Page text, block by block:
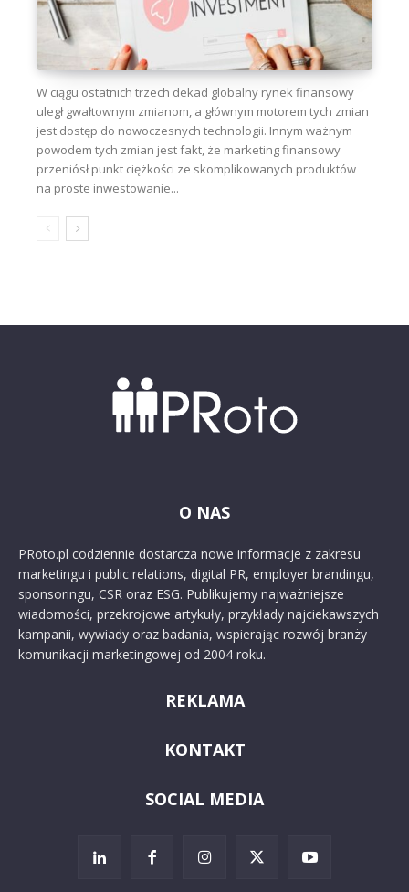
W ciągu ostatnich trzech dekad globalny rynek finansowy
uległ gwałtownym zmianom, a głównym motorem tych zmian
jest dostęp do nowoczesnych technologii. Innym ważnym
powodem tych zmian jest fakt, że marketing finansowy
przeniósł punkt ciężkości ze skomplikowanych produktów
na proste inwestowanie...
O NAS
PRoto.pl codziennie dostarcza nowe informacje z zakresu
marketingu i public relations, digital PR, employer brandingu,
sponsoringu, CSR oraz ESG. Publikujemy najważniejsze
wiadomości, przekrojowe artykuły, przykłady najciekawszych
kampanii, wywiady oraz badania, wspierając rozwój branży
komunikacji marketingowej od 2004 roku.
REKLAMA
KONTAKT
SOCIAL MEDIA